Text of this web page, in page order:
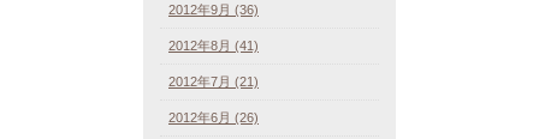
2012年9月 (36)
2012年8月 (41)
2012年7月 (21)
2012年6月 (26)